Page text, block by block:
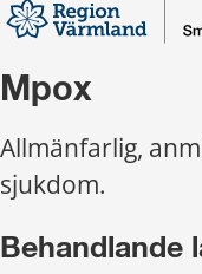
Mpox
Allmänfarlig,
sjukdom.
Behandlande